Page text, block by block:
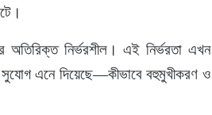
অতিরিক্ত নির্ভরশীল। এই নির্ভরতা এখন
এনে দিয়েছে—কীভাবে বহুমুখীকরণ ও